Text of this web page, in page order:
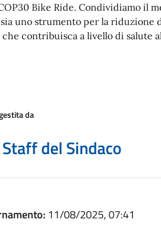
Bike Ride. Condividiamo il
uno strumento per la riduzione
contribuisca a livello di salute
da
del Sindaco
11/08/2025, 07:41